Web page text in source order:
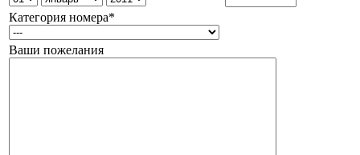
Категория номера*
Ваши пожелания